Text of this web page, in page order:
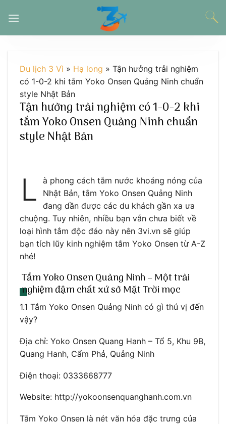
đến
Du lịch 3 Vì » Hạ long » Tận hưởng trải nghiệm
có 1-0-2 khi tắm Yoko Onsen Quảng Ninh chuẩn
style Nhật Bản
Tận hưởng trải nghiệm có 1-0-2 khi
tắm Yoko Onsen Quảng Ninh chuẩn
style Nhật Bản
L
à phong cách tắm nước khoáng nóng của
Nhật Bản, tắm Yoko Onsen Quảng Ninh
đang dần được các du khách gần xa ưa
chuộng. Tuy nhiên, nhiều bạn vẫn chưa biết về
loại hình tắm độc đáo này nên 3vi.vn sẽ giúp
bạn tích lũy kinh nghiệm tắm Yoko Onsen từ A-Z
nhé!
Tắm Yoko Onsen Quảng Ninh – Một trải
nghiệm đậm chất xứ sở Mặt Trời mọc
1.1 Tắm Yoko Onsen Quảng Ninh có gì thú vị đến
vậy?
Địa chỉ: Yoko Onsen Quang Hanh – Tổ 5, Khu 9B,
Quang Hanh, Cẩm Phả, Quảng Ninh
Điện thoại: 0333668777
Website: http://yokoonsenquanghanh.com.vn
Tắm Yoko Onsen là nét văn hóa đặc trưng của